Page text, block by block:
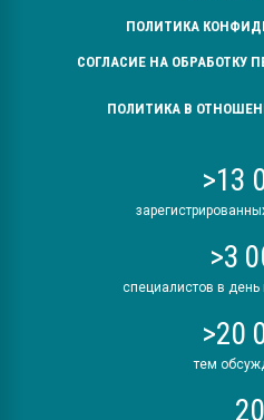
ПОЛИТИКА
СОГЛАСИЕ НА ОБРАБОТКУ
ПОЛИТИКА В
>13
>3
специалистов в
>20
тем
20